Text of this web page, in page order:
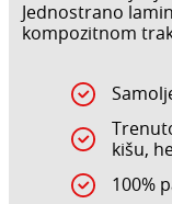
Jednostrano
kompozitnom
kišu,
100%